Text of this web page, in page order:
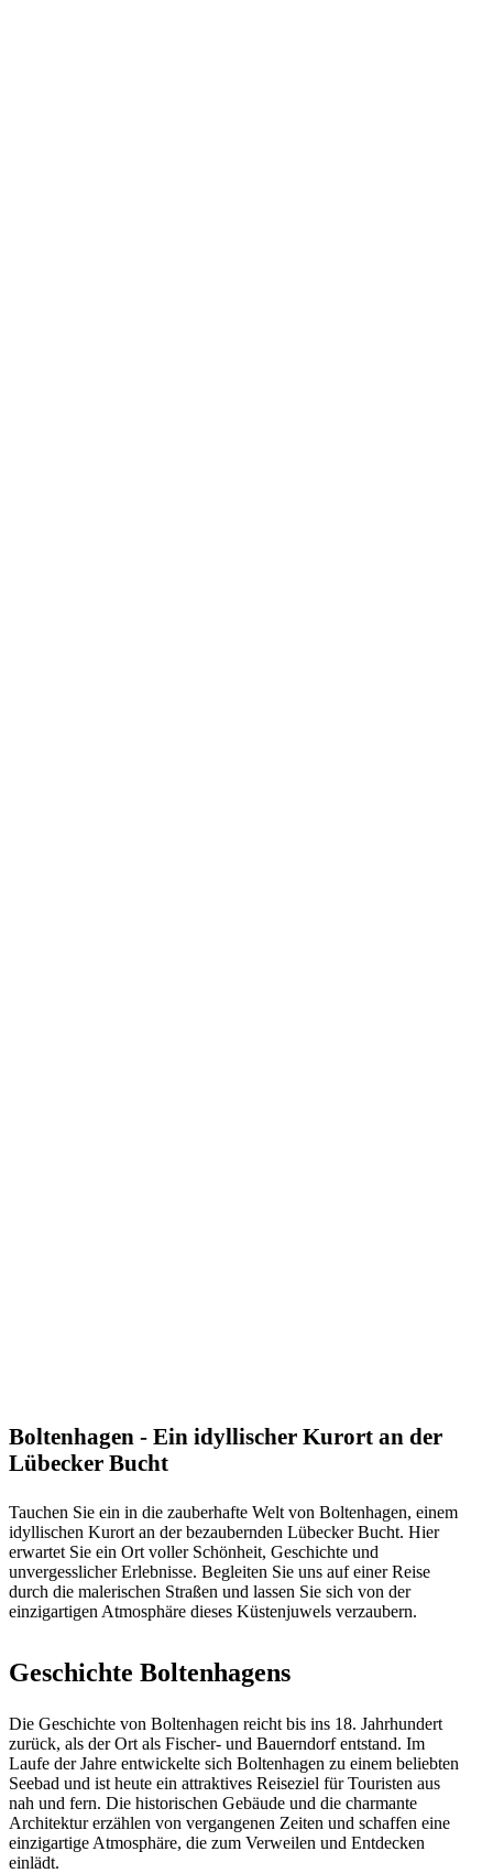
Boltenhagen - Ein idyllischer Kurort an der
Lübecker Bucht
Tauchen Sie ein in die zauberhafte Welt von Boltenhagen, einem
idyllischen Kurort an der bezaubernden Lübecker Bucht. Hier
erwartet Sie ein Ort voller Schönheit, Geschichte und
unvergesslicher Erlebnisse. Begleiten Sie uns auf einer Reise
durch die malerischen Straßen und lassen Sie sich von der
einzigartigen Atmosphäre dieses Küstenjuwels verzaubern.
Geschichte Boltenhagens
Die Geschichte von Boltenhagen reicht bis ins 18. Jahrhundert
zurück, als der Ort als Fischer- und Bauerndorf entstand. Im
Laufe der Jahre entwickelte sich Boltenhagen zu einem beliebten
Seebad und ist heute ein attraktives Reiseziel für Touristen aus
nah und fern. Die historischen Gebäude und die charmante
Architektur erzählen von vergangenen Zeiten und schaffen eine
einzigartige Atmosphäre, die zum Verweilen und Entdecken
einlädt.